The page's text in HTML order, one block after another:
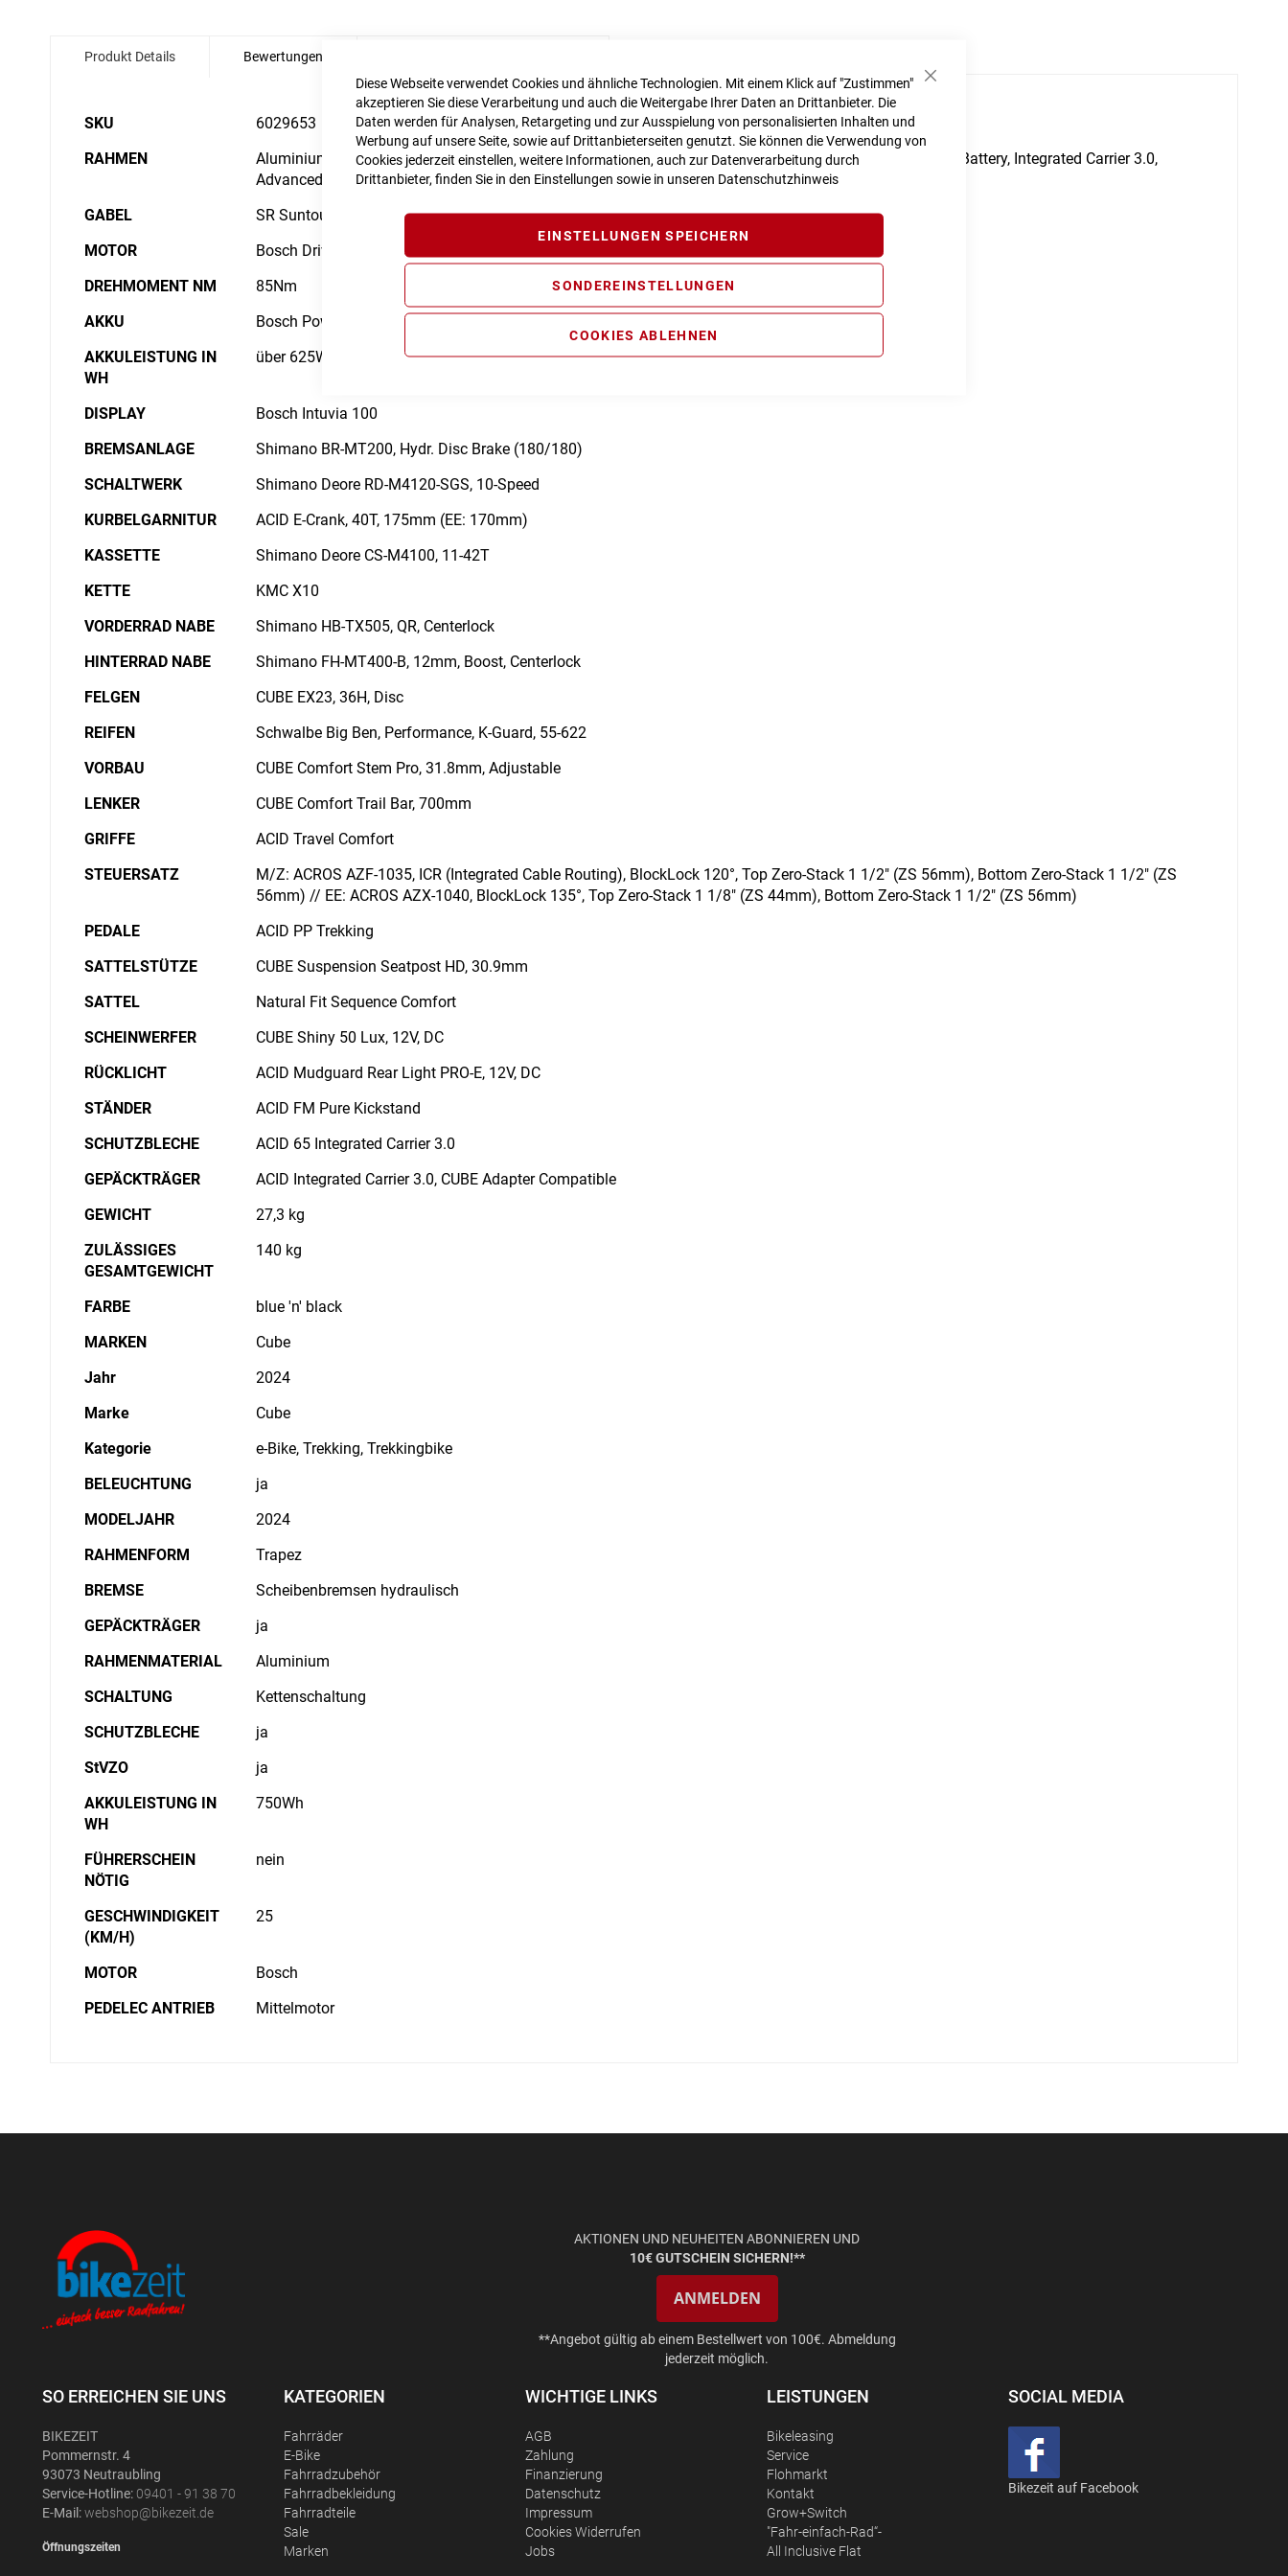
Schließen
Diese Webseite verwendet Cookies und ähnliche Technologien. Mit einem Klick auf "Zustimmen"
akzeptieren Sie diese Verarbeitung und auch die Weitergabe Ihrer Daten an Drittanbieter. Die
Daten werden für Analysen, Retargeting und zur Ausspielung von personalisierten Inhalten und
Werbung auf unsere Seite, sowie auf Drittanbieterseiten genutzt. Sie können die Verwendung von
Cookies jederzeit einstellen, weitere Informationen, auch zur Datenverarbeitung durch
Drittanbieter, finden Sie in den Einstellungen sowie in unseren Datenschutzhinweis
EINSTELLUNGEN SPEICHERN
SONDEREINSTELLUNGEN
COOKIES ABLEHNEN
Produkt Details
Details
SKU
6029653
RAHMEN
Aluminium Superlite, Gravity Casting Technology, Efficient Comfort Geometry, Boost148, Fully Integrated Battery, Integrated Carrier 3.0,
Advanced Internal Cable Routing, 1.5 Headtube (EE: Tapered Headtube)
GABEL
SR Suntour NVX30 Coil, 100mm
MOTOR
Bosch Drive Unit Performance CX Generation 4 (85Nm) Cruise (250Watt), Smart System
DREHMOMENT NM
85Nm
AKKU
Bosch PowerTube 750
AKKULEISTUNG IN
WH
über 625Wh
DISPLAY
Bosch Intuvia 100
BREMSANLAGE
Shimano BR-MT200, Hydr. Disc Brake (180/180)
SCHALTWERK
Shimano Deore RD-M4120-SGS, 10-Speed
KURBELGARNITUR
ACID E-Crank, 40T, 175mm (EE: 170mm)
KASSETTE
Shimano Deore CS-M4100, 11-42T
KETTE
KMC X10
VORDERRAD NABE
Shimano HB-TX505, QR, Centerlock
HINTERRAD NABE
Shimano FH-MT400-B, 12mm, Boost, Centerlock
FELGEN
CUBE EX23, 36H, Disc
REIFEN
Schwalbe Big Ben, Performance, K-Guard, 55-622
VORBAU
CUBE Comfort Stem Pro, 31.8mm, Adjustable
LENKER
CUBE Comfort Trail Bar, 700mm
GRIFFE
ACID Travel Comfort
STEUERSATZ
M/Z: ACROS AZF-1035, ICR (Integrated Cable Routing), BlockLock 120°, Top Zero-Stack 1 1/2" (ZS 56mm), Bottom Zero-Stack 1 1/2" (ZS
56mm) // EE: ACROS AZX-1040, BlockLock 135°, Top Zero-Stack 1 1/8" (ZS 44mm), Bottom Zero-Stack 1 1/2" (ZS 56mm)
PEDALE
ACID PP Trekking
SATTELSTÜTZE
CUBE Suspension Seatpost HD, 30.9mm
SATTEL
Natural Fit Sequence Comfort
SCHEINWERFER
CUBE Shiny 50 Lux, 12V, DC
RÜCKLICHT
ACID Mudguard Rear Light PRO-E, 12V, DC
STÄNDER
ACID FM Pure Kickstand
SCHUTZBLECHE
ACID 65 Integrated Carrier 3.0
GEPÄCKTRÄGER
ACID Integrated Carrier 3.0, CUBE Adapter Compatible
GEWICHT
27,3 kg
ZULÄSSIGES
GESAMTGEWICHT
140 kg
FARBE
blue 'n' black
MARKEN
Cube
Jahr
2024
Marke
Cube
Kategorie
e-Bike, Trekking, Trekkingbike
BELEUCHTUNG
ja
MODELJAHR
2024
RAHMENFORM
Trapez
BREMSE
Scheibenbremsen hydraulisch
GEPÄCKTRÄGER
ja
RAHMENMATERIAL
Aluminium
SCHALTUNG
Kettenschaltung
SCHUTZBLECHE
ja
StVZO
ja
AKKULEISTUNG IN
WH
750Wh
FÜHRERSCHEIN
NÖTIG
nein
GESCHWINDIGKEIT
(KM/H)
25
MOTOR
Bosch
PEDELEC ANTRIEB
Mittelmotor
Bewertungen
AKTIONEN UND NEUHEITEN ABONNIEREN UND
10€ GUTSCHEIN SICHERN!**
ANMELDEN
**Angebot gültig ab einem Bestellwert von 100€. Abmeldung
jederzeit möglich.
SO ERREICHEN SIE UNS
BIKEZEIT
Pommernstr. 4
93073 Neutraubling
Service-Hotline: 09401 - 91 38 70
E-Mail:webshop@bikezeit.de
Öffnungszeiten
KATEGORIEN
Fahrräder
E-Bike
Fahrradzubehör
Fahrradbekleidung
Fahrradteile
Sale
Marken
WICHTIGE LINKS
AGB
Zahlung
Finanzierung
Datenschutz
Impressum
Сookies Widerrufen
Jobs
LEISTUNGEN
Bikeleasing
Service
Flohmarkt
Kontakt
Grow+Switch
"Fahr-einfach-Rad“-
All Inclusive Flat
SOCIAL MEDIA
Bikezeit auf Facebook